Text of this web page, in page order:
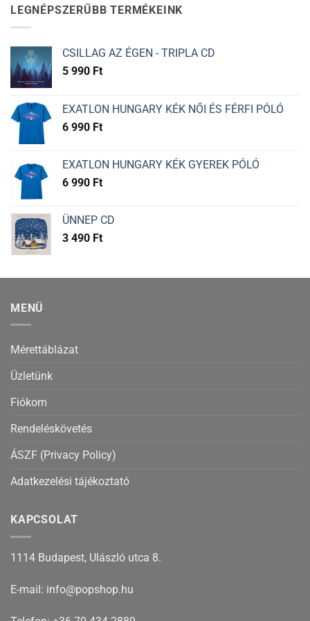
LEGNÉPSZERŰBB TERMÉKEINK
CSILLAG AZ ÉGEN - TRIPLA CD
5 990 Ft
EXATLON HUNGARY KÉK NŐI ÉS FÉRFI PÓLÓ
6 990 Ft
EXATLON HUNGARY KÉK GYEREK PÓLÓ
6 990 Ft
ÜNNEP CD
3 490 Ft
MENÜ
Mérettáblázat
Üzletünk
Fiókom
Rendeléskövetés
ÁSZF (Privacy Policy)
Adatkezelési tájékoztató
KAPCSOLAT
1114 Budapest, Ulászló utca 8.
E-mail: info@popshop.hu